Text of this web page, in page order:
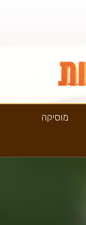
מוסיקה